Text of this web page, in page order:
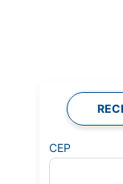
CEP